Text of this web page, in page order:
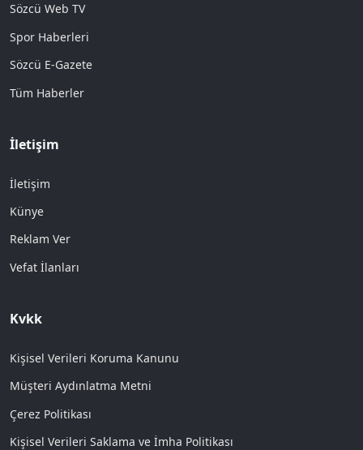
Sözcü Web TV
Spor Haberleri
Sözcü E-Gazete
Tüm Haberler
İletişim
İletişim
Künye
Reklam Ver
Vefat İlanları
Kvkk
Kişisel Verileri Koruma Kanunu
Müşteri Aydınlatma Metni
Çerez Politikası
Kişisel Verileri Saklama ve İmha Politikası